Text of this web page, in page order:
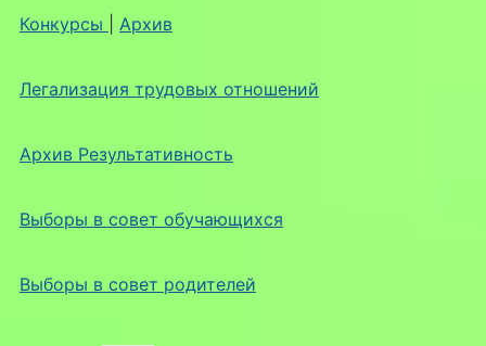
Конкурсы Архив
Легализация трудовых отношений
Архив Результативность
Выборы в совет обучающихся
Выборы в совет родителей